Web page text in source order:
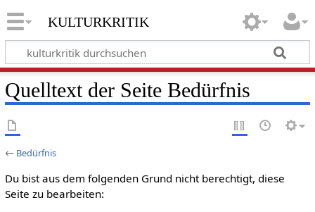
kulturkritik
Quelltext der Seite Bedürfnis
← Bedürfnis
Du bist aus dem folgenden Grund nicht berechtigt, diese
Seite zu bearbeiten: